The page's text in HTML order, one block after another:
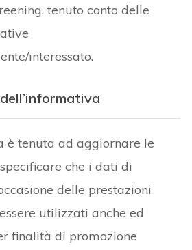
tenuto conto delle
interessato.
è tenuta ad aggiornare le
che i dati di
delle prestazioni
utilizzati anche ed
finalità di promozione